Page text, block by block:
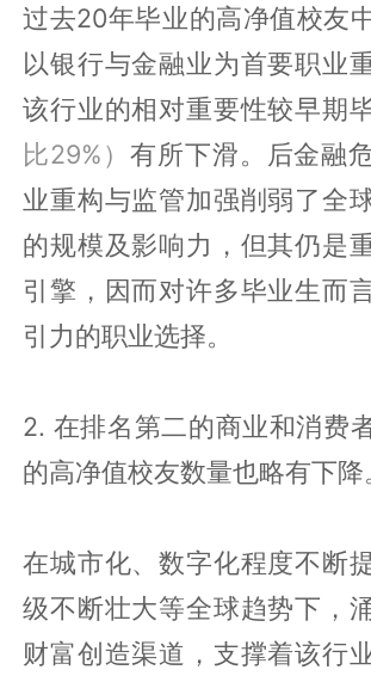
过去20年毕业的高净值校友
以银行与金融业为首要职业
该行业的相对重要性较早期
比29%） 有所下滑。后金融
业重构与监管加强削弱了全
的规模及影响力，但其仍是
引擎，因而对许多毕业生而
引力的职业选择。
2. 在排名第二的商业和消费
的高净值校友数量也略有下降
在城市化、数字化程度不断
级不断壮大等全球趋势下，
财富创造渠道，支撑着该行